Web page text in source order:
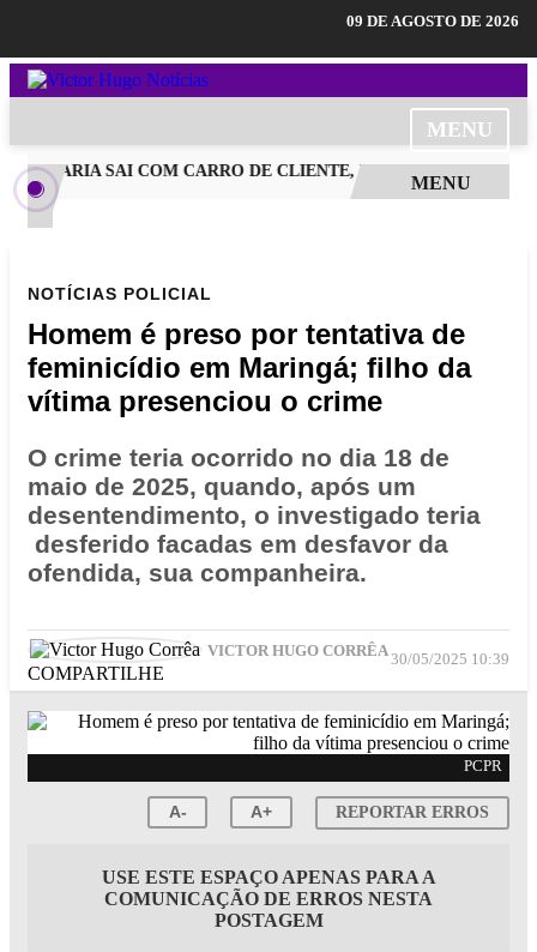
09 DE AGOSTO DE 2026
MENU
SAI COM CARRO DE CLIENTE, INVADE
MENU
NOTÍCIAS POLICIAL
Homem é preso por tentativa de
feminicídio em Maringá; filho da
vítima presenciou o crime
O crime teria ocorrido no dia 18 de
maio de 2025, quando, após um
desentendimento, o investigado teria
desferido facadas em desfavor da
ofendida, sua companheira.
VICTOR HUGO CORRÊA30/05/2025 10:39
COMPARTILHE
PCPR
A- A+ REPORTAR ERROS
USE ESTE ESPAÇO APENAS PARA A
COMUNICAÇÃO DE ERROS NESTA
POSTAGEM